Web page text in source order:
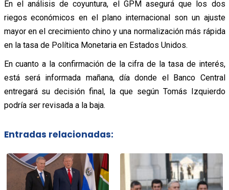
En el análisis de coyuntura, el GPM asegurá que los dos
riegos económicos en el plano internacional son un ajuste
mayor en el crecimiento chino y una normalización más rápida
en la tasa de Política Monetaria en Estados Unidos.
En cuanto a la confirmación de la cifra de la tasa de interés,
está será informada mañana, día donde el Banco Central
entregará su decisión final, la que según Tomás Izquierdo
podría ser revisada a la baja.
Entradas relacionadas: